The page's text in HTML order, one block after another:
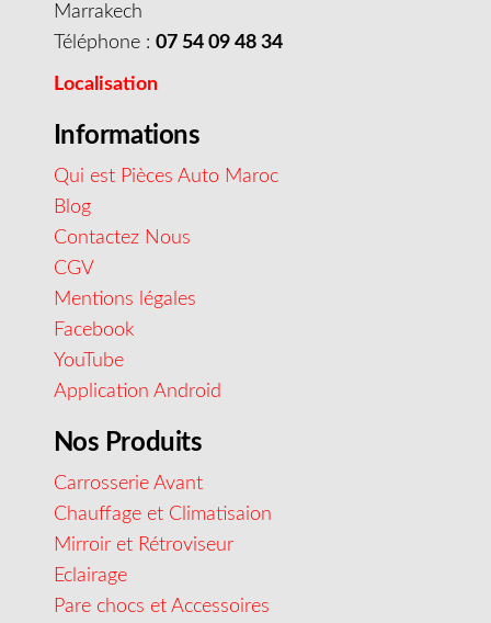
Marrakech
Téléphone : 07 54 09 48 34
Localisation
Informations
Qui est Pièces Auto Maroc
Blog
Contactez Nous
CGV
Mentions légales
Facebook
YouTube
Application Android
Nos Produits
Carrosserie Avant
Chauffage et Climatisaion
Mirroir et Rétroviseur
Eclairage
Pare chocs et Accessoires